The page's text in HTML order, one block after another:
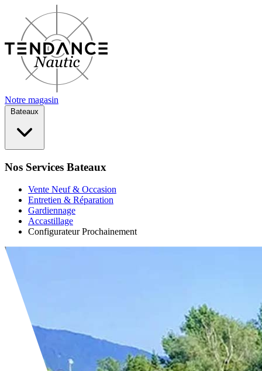
Notre magasin
Bateaux
Nos Services Bateaux
Vente Neuf & Occasion
Entretien & Réparation
Gardiennage
Accastillage
ConfigurateurProchainement